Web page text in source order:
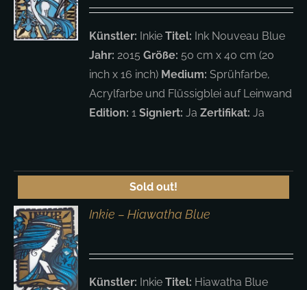
Künstler: InkieTitel: Ink Nouveau Blue
Jahr: 2015Größe: 50 cm x 40 cm (20
inch x 16 inch) Medium: Sprühfarbe,
Acrylfarbe und Flüssigblei auf Leinwand
Edition: 1Signiert: JaZertifikat: Ja
Sold out!
Inkie – Hiawatha Blue
Künstler: InkieTitel: Hiawatha Blue